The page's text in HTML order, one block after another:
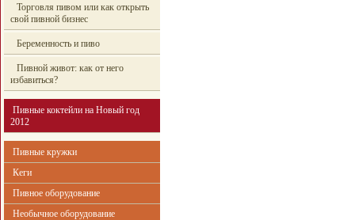
Торговля пивом или как открыть
свой пивной бизнес
Беременность и пиво
Пивной живот: как от него
избавиться?
Пивные коктейли на Новый год
2012
Пивные кружки
Кеги
Пивное оборудование
Необычное оборудование